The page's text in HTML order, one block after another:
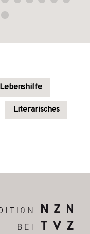
Lebenshilfe
Literarisches